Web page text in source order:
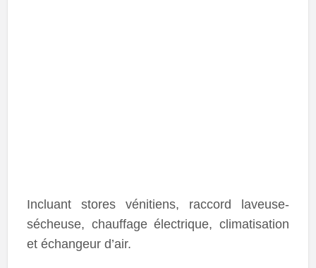
Incluant stores vénitiens, raccord laveuse-
sécheuse, chauffage électrique, climatisation
et échangeur d’air.